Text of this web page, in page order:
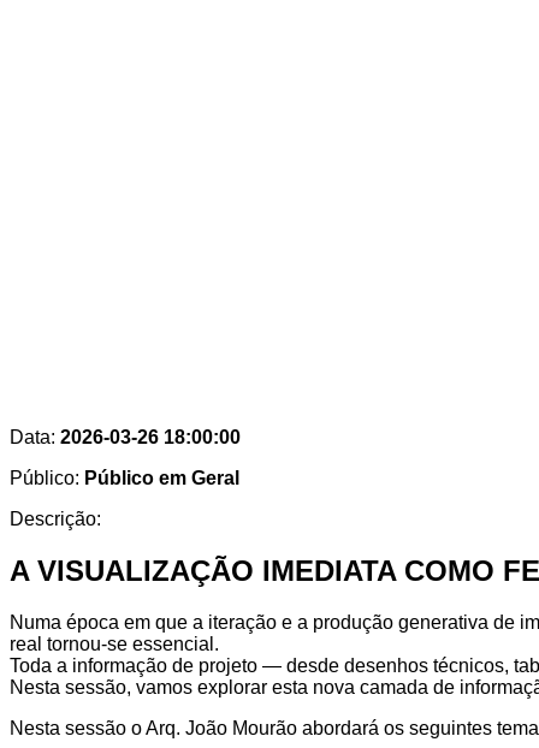
Data: 2026-03-26 18:00:00
Público: Público em Geral
Descrição:
A VISUALIZAÇÃO IMEDIATA COMO
Numa época em que a iteração e a produção generativa de
real tornou-se essencial.
Toda a informação de projeto — desde desenhos técnicos,
Nesta sessão, vamos explorar esta nova camada de
Nesta sessão o Arq. João Mourão abordará os seguintes